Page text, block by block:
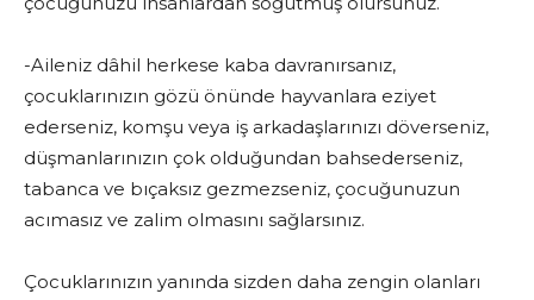
-Aileniz dâhil herkese kaba davranırsanız,
çocuklarınızın gözü önünde hayvanlara eziyet
ederseniz, komşu veya iş arka­daşlarınızı döverseniz,
düşmanlarınızın çok olduğundan bahsederseniz,
tabanca ve bıçaksız gezmezseniz, çocuğunuzun
acıma­sız ve zalim olmasını sağlarsınız.
Çocuklarınızın yanında sizden daha zengin olanları